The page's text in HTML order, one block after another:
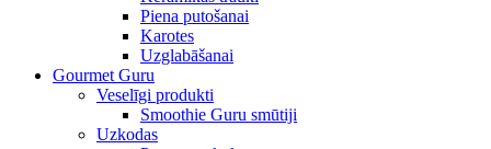
Piena putošanai
Karotes
Uzglabāšanai
Gourmet Guru
Veselīgi produkti
Smoothie Guru smūtiji
Uzkodas